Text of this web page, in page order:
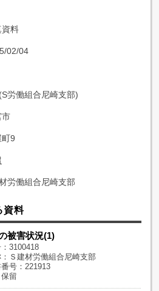
資料
02/04
労働組合尼崎支部)
市
9
労働組合尼崎支部
資料
被害状況(1)
3100418
Ｓ建材労働組合尼崎支部
号：221913
留